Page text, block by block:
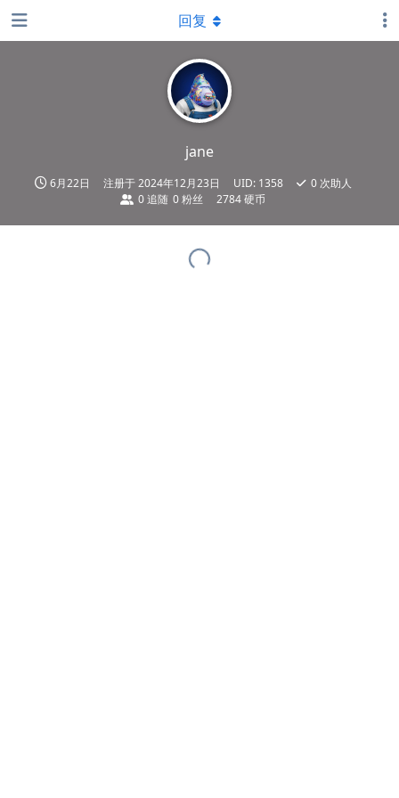
jane
6月22日 注册于2024年12月23日 UID: 1358 0次助人
0追随 0粉丝 2784 硬币
回复